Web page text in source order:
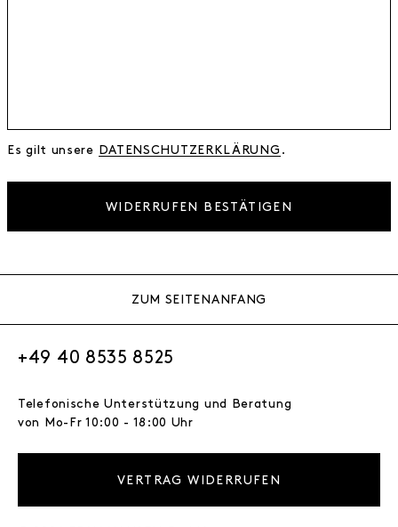
Es gilt unsere DATEN­SCHUTZ­ERKLÄRUNG .
WIDERRUFEN BESTÄTIGEN
ZUM SEITENANFANG
+49 40 8535 8525
Telefonische Unterstützung und Beratung
von Mo-Fr 10:00 - 18:00 Uhr
VERTRAG WIDERRUFEN